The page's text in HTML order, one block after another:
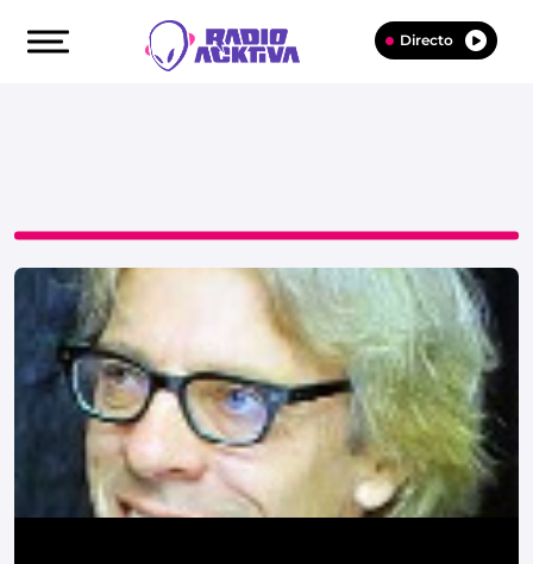
Directo